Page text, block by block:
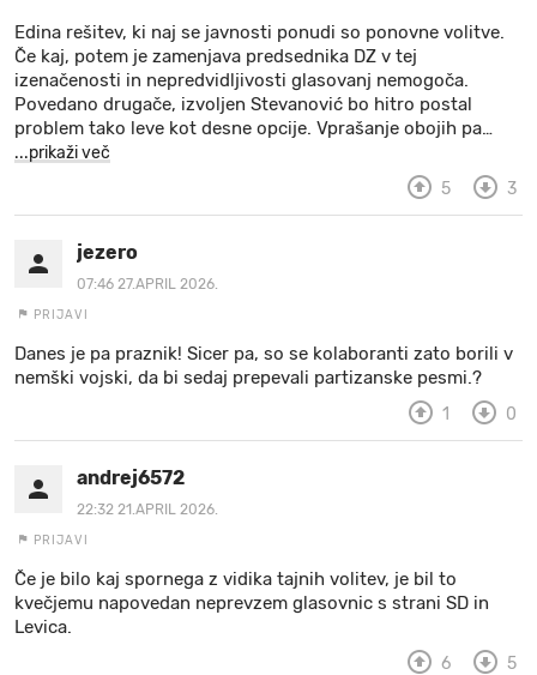
Edina rešitev, ki naj se javnosti ponudi so ponovne volitve.
Če kaj, potem je zamenjava predsednika DZ v tej
izenačenosti in nepredvidljivosti glasovanj nemogoča.
Povedano drugače, izvoljen Stevanović bo hitro postal
problem tako leve kot desne opcije. Vprašanje obojih pa…
...prikaži več
5
3
jezero
07:46 27.APRIL 2026.
PRIJAVI
Danes je pa praznik! Sicer pa, so se kolaboranti zato borili v
nemški vojski, da bi sedaj prepevali partizanske pesmi.?
1 0
andrej6572
22:32 21.APRIL 2026.
PRIJAVI
Če je bilo kaj spornega z vidika tajnih volitev, je bil to
kvečjemu napovedan neprevzem glasovnic s strani SD in
Levica.
6 5